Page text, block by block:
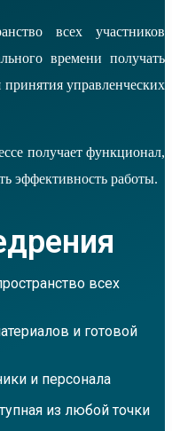
всех участников
времени получать
управленческих
получает функционал,
эффективность работы.
всех
и готовой
и персонала
из любой точки